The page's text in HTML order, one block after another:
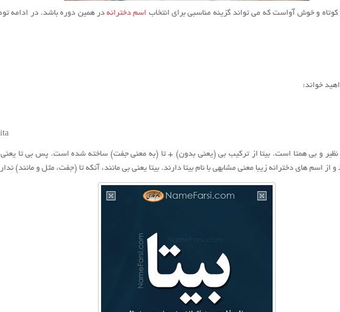
کوتاه و خوش آواست که می تواند گزینه مناسبی برای انتخاب اسم دخترانهدر همین دوره باشد. در ادامه
خواند:
و بی همتا است. بیتا از ترکیب بی (یعنی بدون) + تا (به معنی جفت) ساخته شده است. پس بی تا یعنی
از اسم های دخترانه زیبا معنی مشابهی با نام بیتا دارند. بیتا یعنی بی مانند، آنکه تا (جفت، مثل و مانند)